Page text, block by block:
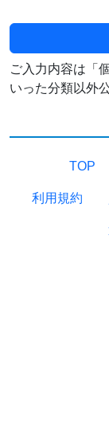
ご入力内容は「
いった分類以外
TOP
利用規約